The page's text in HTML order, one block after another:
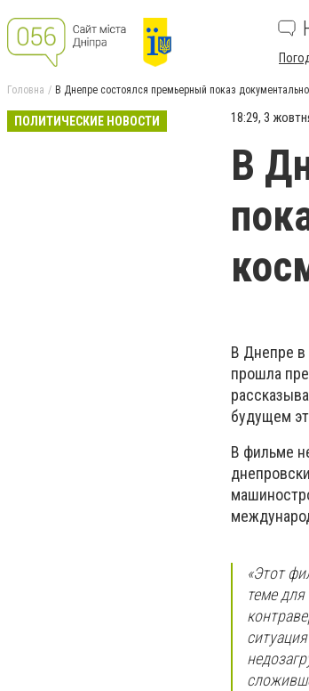
Головна В Днепре состоялся премьерный показ
ПОЛИТИЧЕСКИЕ НОВОСТИ 18:29, 3
В
В Днепре в
прошла
будущем
В фильме
«Этот
теме